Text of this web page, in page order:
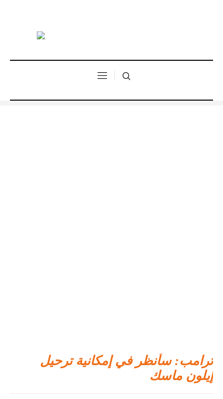
ترامب: سأنظر في إمكانية ترحيل
إيلون ماسك